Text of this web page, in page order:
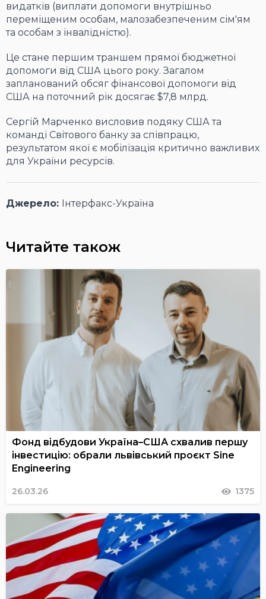
видатків (виплати допомоги внутрішньо
переміщеним особам, малозабезпеченим сім'ям
та особам з інвалідністю).
Це стане першим траншем прямої бюджетної
допомоги від США цього року. Загалом
запланований обсяг фінансової допомоги від
США на поточний рік досягає $7,8 млрд.
Сергій Марченко висловив подяку США та
команді Світового банку за співпрацю,
результатом якої є мобілізація критично важливих
для України ресурсів.
Джерело: Інтерфакс-Україна
Читайте також
Фонд відбудови Україна–США схвалив першу
інвестицію: обрали львівський проєкт Sine
Engineering
26.03.26 1375